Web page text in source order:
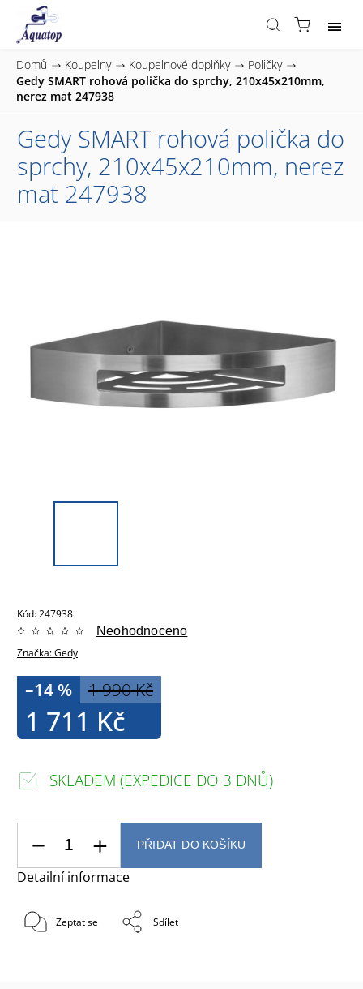
Domů / Koupelny / Koupelnové doplňky / Poličky /
Gedy SMART rohová polička do sprchy, 210x45x210mm,
nerez mat 247938
Gedy SMART rohová polička do
sprchy, 210x45x210mm, nerez
mat 247938
Kód:247938
Značka:Gedy
Neohodnoceno
1 990 Kč
–14 %
1 711 Kč
SKLADEM (EXPEDICE DO 3 DNŮ)
PŘIDAT DO KOŠÍKU
Detailní informace
Zeptat se Sdílet